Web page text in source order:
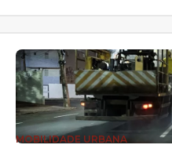
MOBILIDADE URBANA